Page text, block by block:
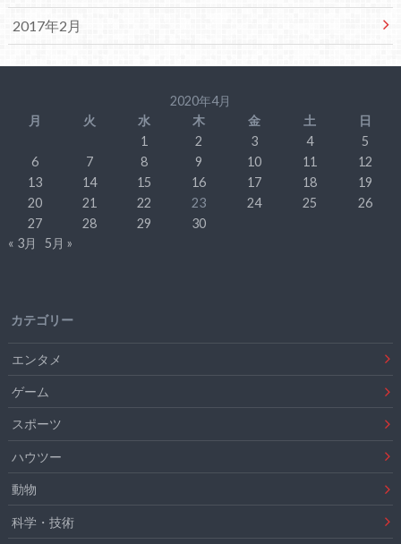
2017年2月
2020年4月
月
火 水 木 金 土
日
1
2 3 4
5
6
7 8 9 10 11
12
13
14 15 16 17 18
19
20
21 22 23 24 25
26
27
28 29
30
« 3月
5月 »
カテゴリー
エンタメ
ゲーム
スポーツ
ハウツー
動物
科学・技術